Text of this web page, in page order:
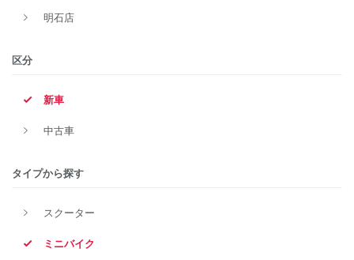
明石店
区分
新車
中古車
タイプから探す
スクーター
ミニバイク
タイプ
価格